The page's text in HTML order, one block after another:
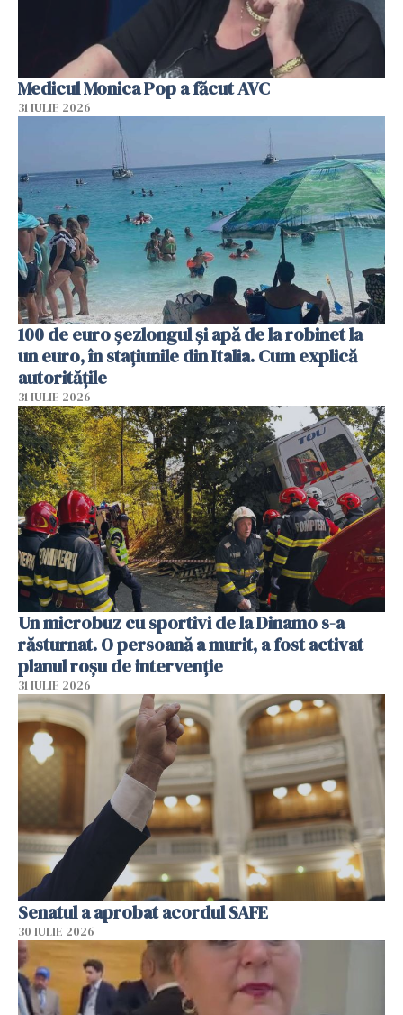
Medicul Monica Pop a făcut AVC
31 IULIE 2026
100 de euro șezlongul și apă de la robinet la
un euro, în stațiunile din Italia. Cum explică
autoritățile
31 IULIE 2026
Un microbuz cu sportivi de la Dinamo s-a
răsturnat. O persoană a murit, a fost activat
planul roșu de intervenție
31 IULIE 2026
Senatul a aprobat acordul SAFE
30 IULIE 2026